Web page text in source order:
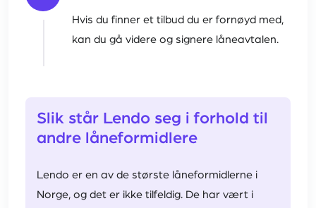
Hvis du finner et tilbud du er fornøyd med,
kan du gå videre og signere låneavtalen.
Slik står Lendo seg i forhold til
andre låneformidlere
Lendo er en av de største låneformidlerne i
Norge, og det er ikke tilfeldig. De har vært i